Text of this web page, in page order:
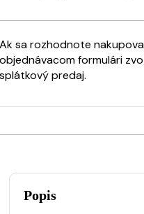
Ak sa rozhodnote
objednávacom formulári
splátkový predaj.
Popis